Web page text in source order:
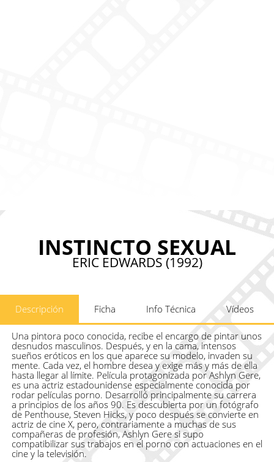
INSTINCTO SEXUAL
ERIC EDWARDS (1992)
Descripción Ficha Info Técnica Vídeos
Una pintora poco conocida, recibe el encargo de pintar unos
desnudos masculinos. Después, y en la cama, intensos
sueños eróticos en los que aparece su modelo, invaden su
mente. Cada vez, el hombre desea y exige más y más de ella
hasta llegar al límite. Película protagonizada por Ashlyn Gere,
es una actriz estadounidense especialmente conocida por
rodar películas porno. Desarrolló principalmente su carrera
a principios de los años 90. Es descubierta por un fotógrafo
de Penthouse, Steven Hicks, y poco después se convierte en
actriz de cine X, pero, contrariamente a muchas de sus
compañeras de profesión, Ashlyn Gere si supo
compatibilizar sus trabajos en el porno con actuaciones en el
cine y la televisión.